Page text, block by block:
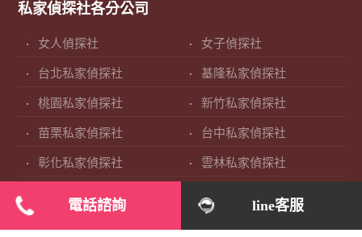
line客服
電話諮詢
私家偵探社各分公司
女人偵探社 女子偵探社
台北私家偵探社 基隆私家偵探社
桃園私家偵探社 新竹私家偵探社
苗栗私家偵探社 台中私家偵探社
彰化私家偵探社 雲林私家偵探社